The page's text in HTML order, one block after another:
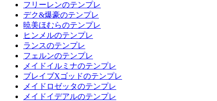
フリーレンのテンプレ
デク&爆豪のテンプレ
暁美ほむらのテンプレ
ヒンメルのテンプレ
ランスのテンプレ
フェルンのテンプレ
メイドイルミナのテンプレ
ブレイブXゴッドのテンプレ
メイドロゼッタのテンプレ
メイドイデアルのテンプレ